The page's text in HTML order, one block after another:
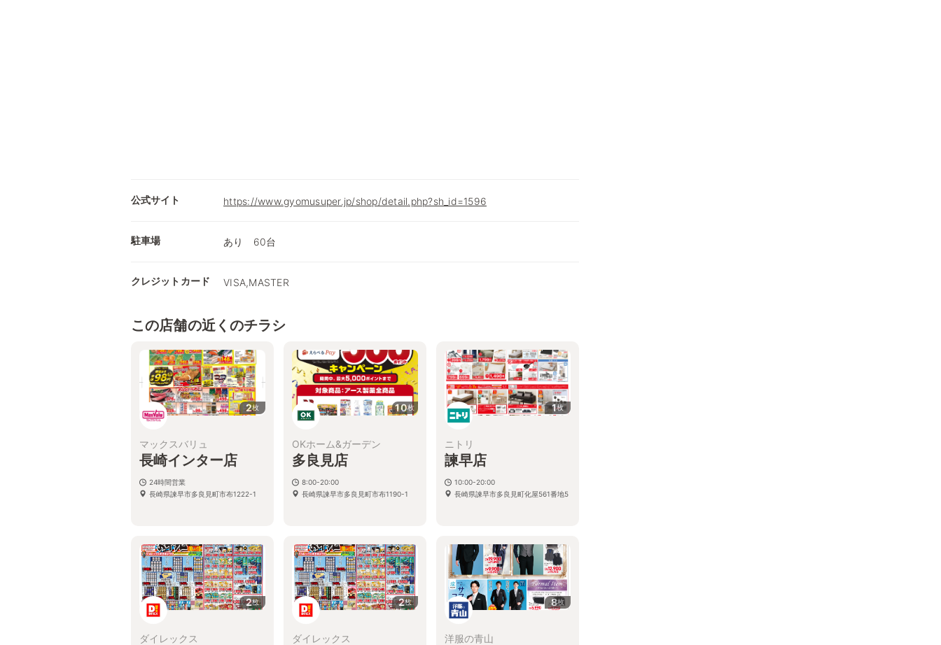
公式サイト https://www.gyomusuper.jp/shop/detail.php?sh_id=1596
駐車場 あり 60台
クレジットカード VISA,MASTER
この店舗の近くのチラシ
2枚
マックスバリュ
長崎インター店
24時間営業
長崎県諫早市多良見町市布1222-1
10枚
OKホーム&ガーデン
多良見店
8:00-20:00
長崎県諫早市多良見町市布1190-1
1枚
ニトリ
諫早店
10:00-20:00
長崎県諫早市多良見町化屋561番地5
2枚
ダイレックス
2枚
ダイレックス
8枚
洋服の青山